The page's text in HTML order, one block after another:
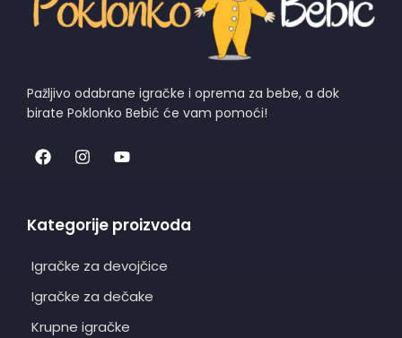
Pažljivo odabrane igračke i oprema za bebe, a dok
birate Poklonko Bebić će vam pomoći!
Kategorije proizvoda
Igračke za devojčice
Igračke za dečake
Krupne igračke